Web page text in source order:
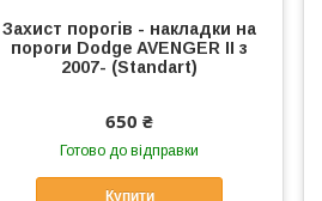
Захист порогів - накладки на
пороги Dodge AVENGER II з
2007- (Standart)
650 ₴
Готово до відправки
Купити